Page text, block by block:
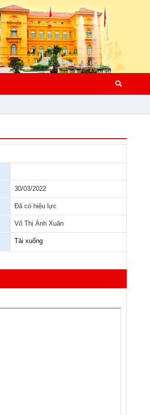
30/03/2022
Đã có hiệu lực
Võ Thị Ánh Xuân
Tải xuống